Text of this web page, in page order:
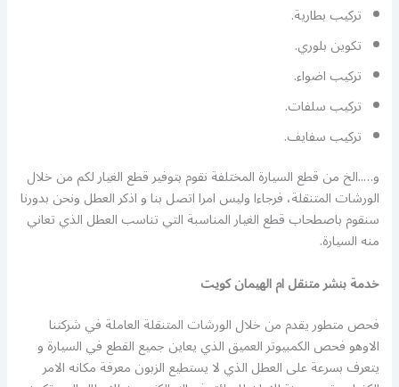
تركيب بطارية.
تكوين بلوري.
تركيب اضواء.
تركيب سلفات.
تركيب سفايف.
و…..الخ من قطع السيارة المختلفة نقوم بتوفير قطع الغيار لكم من خلال
الورشات المتنقلة، فرجاءا وليس امرا اتصل بنا و اذكر العطل ونحن بدورنا
سنقوم باصطحاب قطع الغيار المناسبة التي تناسب العطل الذي تعاني
منه السيارة.
خدمة بنشر متنقل ام الهيمان كويت
فحص متطور يقدم من خلال الورشات المتنقلة العاملة في شركتنا
الاوهو فحص الكمبيوتر العميق الذي يعاين جميع القطع في السيارة و
يتعرف بسرعة على العطل الذي لا يستطيع الزبون معرفة مكانه الامر